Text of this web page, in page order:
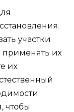
участки
применять их
их
чтобы